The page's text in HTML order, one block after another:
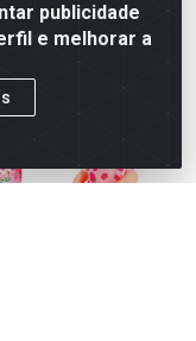
publicidade
e melhorar a